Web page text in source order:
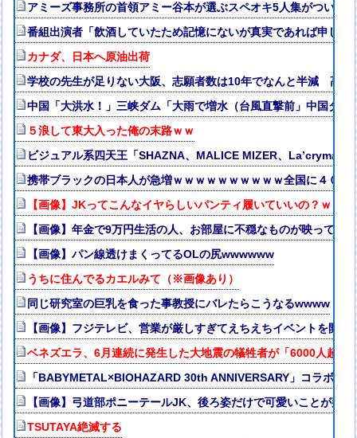
アミーズ事務所の首領アミー谷本が選ぶスペオキ5人集がついに
番組出演者「飲酒していたため記憶にないが真実であれば申し
カナダ、日本へ原油出荷
学校の先生が足りない大阪、志願者数は10年でなんと半減 高校
中国「大洪水！」三峡ダム「大雨で増水（台風直撃前」中国ダ
５浪して東大入った俺の末路ｗｗ
ビジュアル系四天王「SHAZNA、MALICE MIZER、La’cryma
携帯ブラックの日本人が急増ｗｗｗｗｗｗｗｗｗｗ全国に４００
【画像】JKってこんなイヤらしいパンティ履いていいの？ｗｗｗ
【画像】年金で9万円生活の人、お部屋に不穏なものが映ってし
【画像】パン線透けまくってるOLの尻wwwwww
うちに住んでるカエルみて（※画像あり）
同じ研究室の巨乳を食った事教授にバレたらこうなるwwww
【画像】フジテレビ、営業が厳しすぎてえちえちイベントを開催
ベネズエラ、6月連続に発生した大地震の犠牲者が「6000人超」
「BABYMETAL×BIOHAZARD 30th ANNIVERSARY」コラボグ
【画像】弓道部ポニーテールJK、後ろ姿だけで可愛いことが判明
TSUTAYA絶滅する